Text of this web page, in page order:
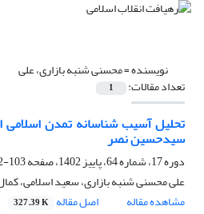
نویسنده =محسنی شنبه بازاری، علی
تعداد مقالات: 1
تحلیل آسیب شناسانه تمدن اسلامی
سیدحسین نصر
دوره 17، شماره 64، پاییز 1402، صفحه
103-122
علی محسنی شنبه بازاری، سعید اسلامی،
مشاهده مقاله
اصل مقاله 327.39 K